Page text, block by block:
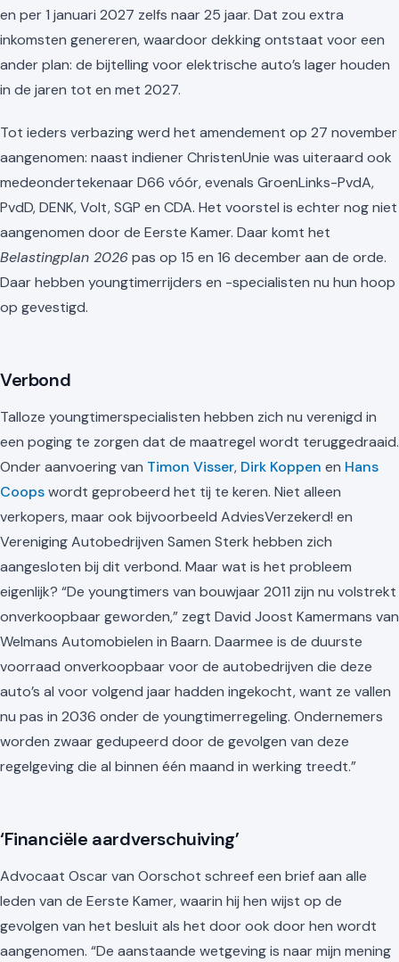
en per 1 januari 2027 zelfs naar 25 jaar. Dat zou extra
inkomsten genereren, waardoor dekking ontstaat voor een
ander plan: de bijtelling voor elektrische auto’s lager houden
in de jaren tot en met 2027.
Tot ieders verbazing werd het amendement op 27 november
aangenomen: naast indiener ChristenUnie was uiteraard ook
medeondertekenaar D66 vóór, evenals GroenLinks-PvdA,
PvdD, DENK, Volt, SGP en CDA. Het voorstel is echter nog niet
aangenomen door de Eerste Kamer. Daar komt het
Belastingplan 2026pas op 15 en 16 december aan de orde.
Daar hebben youngtimerrijders en -specialisten nu hun hoop
op gevestigd.
Verbond
Talloze youngtimerspecialisten hebben zich nu verenigd in
een poging te zorgen dat de maatregel wordt teruggedraaid.
Onder aanvoering van Timon Visser, Dirk Koppen en Hans
Coopswordt geprobeerd het tij te keren. Niet alleen
verkopers, maar ook bijvoorbeeld AdviesVerzekerd! en
Vereniging Autobedrijven Samen Sterk hebben zich
aangesloten bij dit verbond. Maar wat is het probleem
eigenlijk? “De youngtimers van bouwjaar 2011 zijn nu volstrekt
onverkoopbaar geworden,” zegt David Joost Kamermans van
Welmans Automobielen in Baarn. Daarmee is de duurste
voorraad onverkoopbaar voor de autobedrijven die deze
auto’s al voor volgend jaar hadden ingekocht, want ze vallen
nu pas in 2036 onder de youngtimerregeling. Ondernemers
worden zwaar gedupeerd door de gevolgen van deze
regelgeving die al binnen één maand in werking treedt.”
‘Financiële aardverschuiving’
Advocaat Oscar van Oorschot schreef een brief aan alle
leden van de Eerste Kamer, waarin hij hen wijst op de
gevolgen van het besluit als het door ook door hen wordt
aangenomen. “De aanstaande wetgeving is naar mijn mening